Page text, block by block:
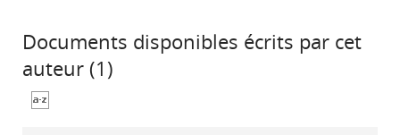
Documents disponibles écrits par cet
auteur (1 )